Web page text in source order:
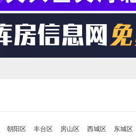
朝阳区 丰台区 房山区 西城区 东城区